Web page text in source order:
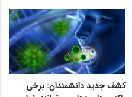
کشف جدید دانشمندان: برخی